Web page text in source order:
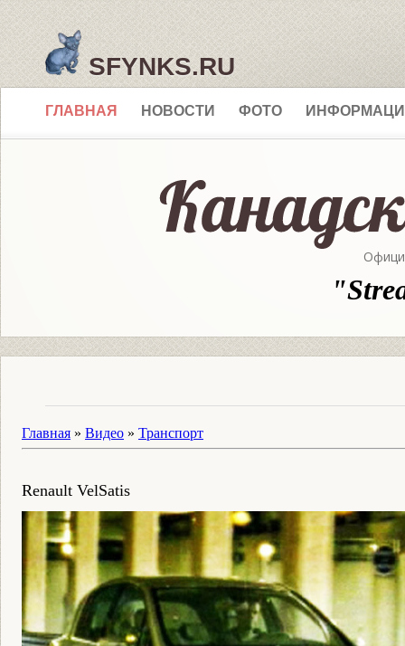
SFYNKS.RU
ГЛАВНАЯ НОВОСТИ ФОТО
Главная » Видео » Транспорт
Renault VelSatis